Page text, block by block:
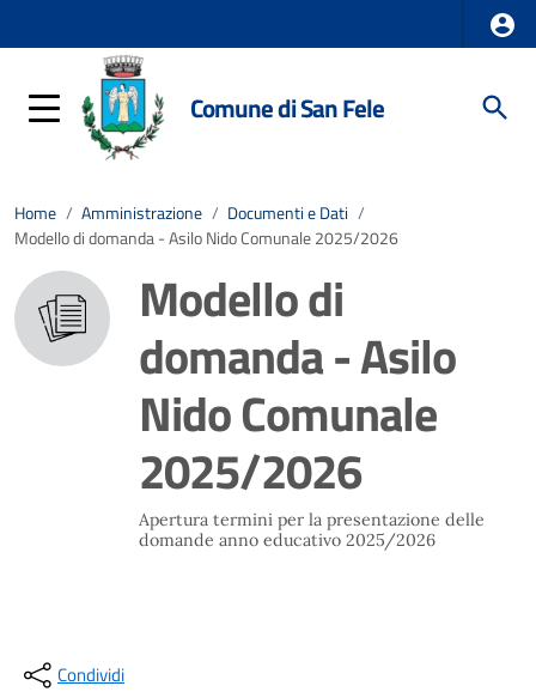
Comune di San Fele
Home / Amministrazione / Documenti e Dati /
Modello di domanda - Asilo Nido Comunale 2025/2026
Modello di
domanda - Asilo
Nido Comunale
2025/2026
Apertura termini per la presentazione delle
domande anno educativo 2025/2026
Condividi